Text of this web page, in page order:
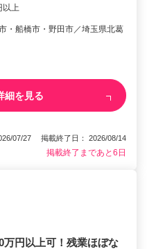
以上
・船橋市・野田市／埼玉県北葛
細を見る
07/27 掲載終了日： 2026/08/14
掲載終了まであと6日
円以上可！残業ほぼな